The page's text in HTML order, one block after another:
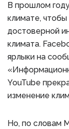
В прошлом
климате,
достоверной
климата.
ярлыки на
YouTube
изменение
Но, по словам